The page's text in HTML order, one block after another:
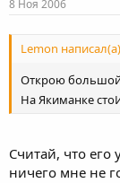
8 Ноя 2006
Lemon
Открою большой
На Якиманке
Считай, что его
ничего мне не